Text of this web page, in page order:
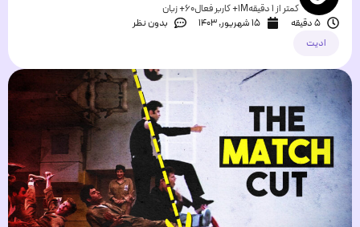
کمتر از 1 دقیقه 1M+ کاربر فعال
60+ زبان
5 دقیقه
۱۵ شهریور, ۱۴۰۳
بدون نظر
ادیت